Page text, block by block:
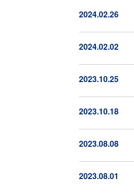
2024.02.26
2024.02.02
2023.10.25
2023.10.18
2023.08.08
2023.08.01